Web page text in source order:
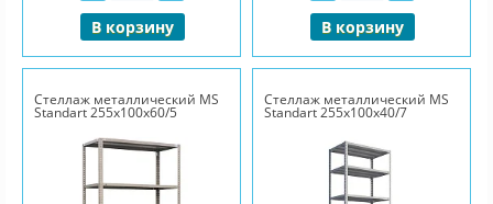
В корзину В корзину
Стеллаж металлический MS
Standart 255х100х60/5
Стеллаж металлический MS
Standart 255х100х40/7